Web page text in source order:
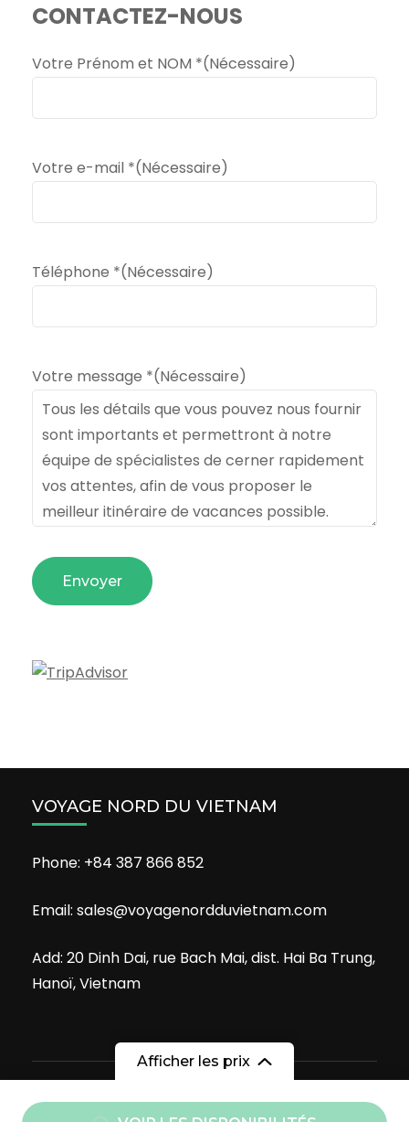
CONTACTEZ-NOUS
Votre Prénom et NOM *(Nécessaire)
Votre e-mail *(Nécessaire)
Téléphone *(Nécessaire)
Votre message *(Nécessaire)
Afficher les prix
De
VOYAGE NORD DU VIETNAM
Phone: +84 387 866 852
Email: sales@voyagenordduvietnam.com
Add: 20 Dinh Dai, rue Bach Mai, dist. Hai Ba Trung,
Hanoï, Vietnam
Copyright 2008-2026 Voyage nord du VietnamTravel